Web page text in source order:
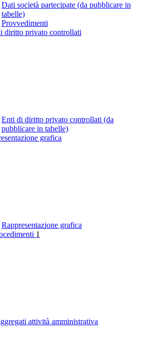
Dati società partecipate (da pubblicare in
tabelle)
Provvedimenti
diritto privato controllati
Enti di diritto privato controllati (da
pubblicare in tabelle)
grafica
Rappresentazione grafica
1
attività amministrativa